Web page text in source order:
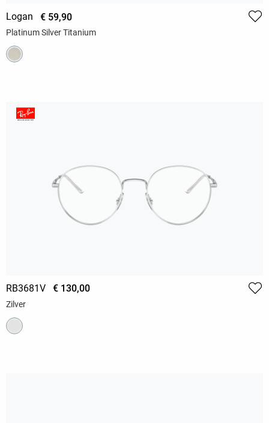
Logan € 59,90
Platinum Silver Titanium
RB3681V € 130,00
Zilver